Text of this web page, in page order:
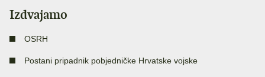
Izdvajamo
OSRH
Postani pripadnik pobjedničke Hrvatske vojske